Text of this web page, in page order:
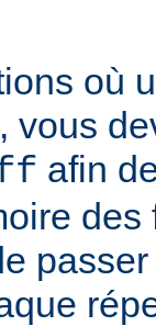
où
vous
afin